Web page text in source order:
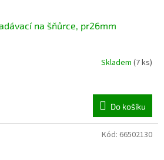
na šňůrce, pr26mm
Skladem (7 ks)
Do košíku
Kód: 66502130